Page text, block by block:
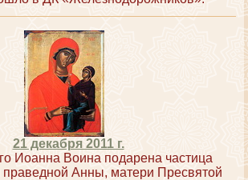
21 декабря 2011 г.
Иоанна Воина подарена частица
Анны, матери Пресвятой